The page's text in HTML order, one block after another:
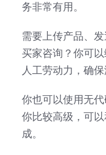
务非常有用。
需要上传产品、
买家咨询？你可
人工劳动力，确保
你也可以使用无
你比较高级，可
成。